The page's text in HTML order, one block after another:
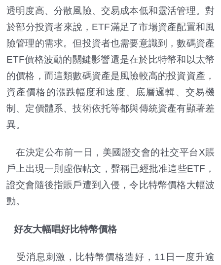
透明度高、分散風險、交易成本低和靈活管理。對
於部分投資者來說，ETF滿足了市場資產配置和風
險管理的需求。但投資者也需要意識到，數碼資產
ETF價格波動的關鍵影響還是在於比特幣和以太幣
的價格，而這類數碼資產是風險較高的投資資產，
資產價格的漲跌幅度和速度、底層邏輯、交易機
制、定價體系、技術依托等都與傳統資產有顯著差
異。
在決定公布前一日，美國證交會的社交平台X賬
戶上出現一則虛假帖文，聲稱已經批准這些ETF，
證交會隨後指賬戶遭到入侵，令比特幣價格大幅波
動。
好友大幅唱好比特幣價格
受消息刺激，比特幣價格造好，11日一度升逾